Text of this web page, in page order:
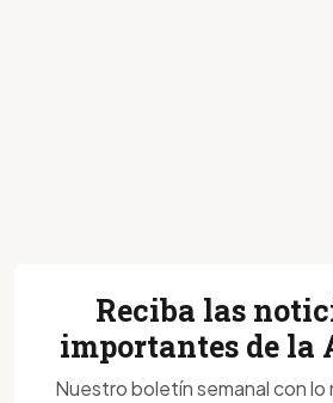
Reciba las
importantes de la
Nuestro boletín semanal con lo